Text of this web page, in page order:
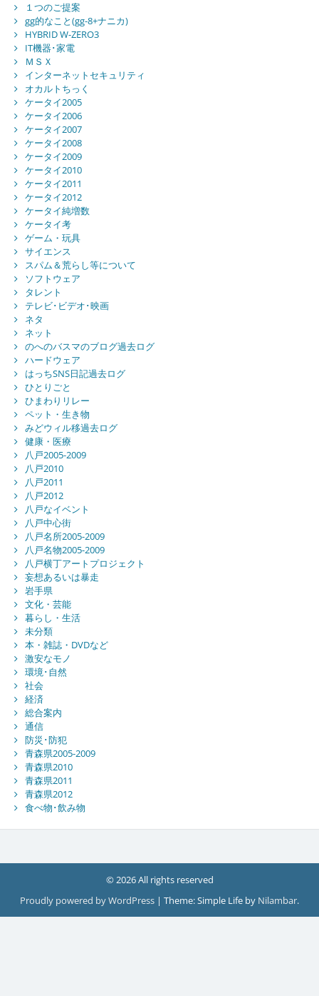
１つのご提案
gg的なこと(gg-8+ナニカ)
HYBRID W-ZERO3
IT機器･家電
ＭＳＸ
インターネットセキュリティ
オカルトちっく
ケータイ2005
ケータイ2006
ケータイ2007
ケータイ2008
ケータイ2009
ケータイ2010
ケータイ2011
ケータイ2012
ケータイ純増数
ケータイ考
ゲーム・玩具
サイエンス
スパム＆荒らし等について
ソフトウェア
タレント
テレビ･ビデオ･映画
ネタ
ネット
のへのバスマのブログ過去ログ
ハードウェア
はっちSNS日記過去ログ
ひとりごと
ひまわりリレー
ペット・生き物
みどウィル移過去ログ
健康・医療
八戸2005-2009
八戸2010
八戸2011
八戸2012
八戸なイベント
八戸中心街
八戸名所2005-2009
八戸名物2005-2009
八戸横丁アートプロジェクト
妄想あるいは暴走
岩手県
文化・芸能
暮らし・生活
未分類
本・雑誌・DVDなど
激安なモノ
環境･自然
社会
経済
総合案内
通信
防災･防犯
青森県2005-2009
青森県2010
青森県2011
青森県2012
食べ物･飲み物
© 2026 All rights reserved
Proudly powered by WordPress | Theme: Simple Life by Nilambar.